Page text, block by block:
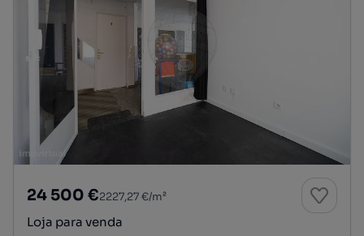
24 500 €2227,27 €/m²
Loja para venda